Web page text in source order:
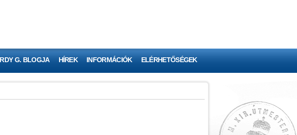
G. BLOGJA HÍREK INFORMÁCIÓK ELÉRHETŐSÉGEK